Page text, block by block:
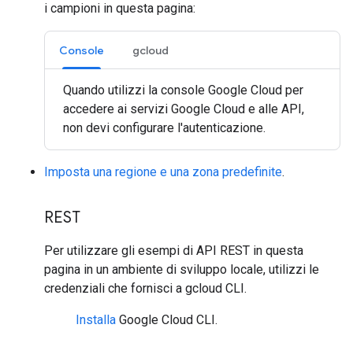
i campioni in questa pagina:
Console gcloud
Quando utilizzi la console Google Cloud per
accedere ai servizi Google Cloud e alle API,
non devi configurare l'autenticazione.
Imposta una regione e una zona predefinite.
REST
Per utilizzare gli esempi di API REST in questa
pagina in un ambiente di sviluppo locale, utilizzi le
credenziali che fornisci a gcloud CLI.
Installa Google Cloud CLI.